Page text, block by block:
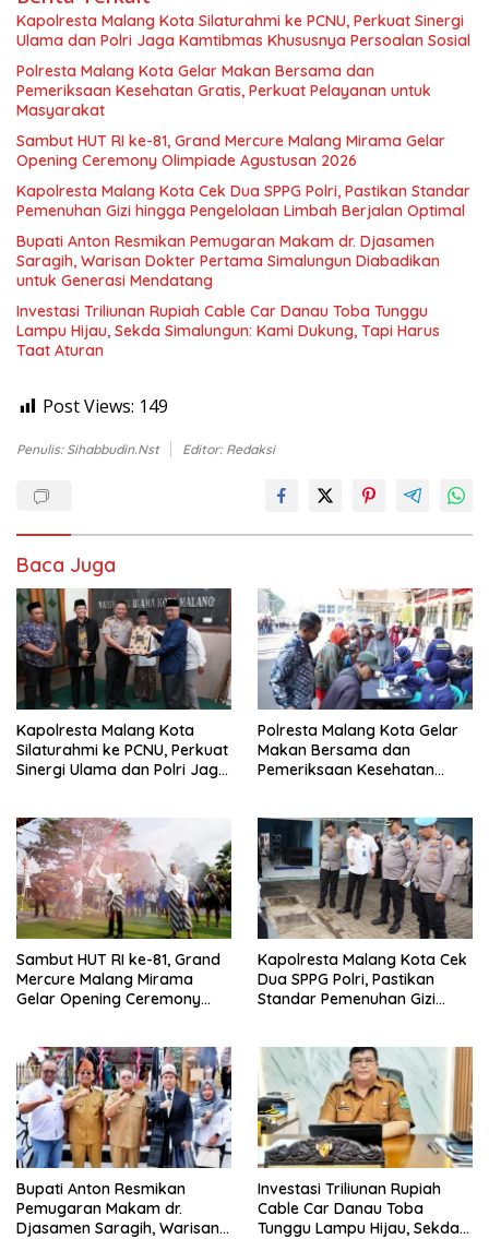
Kapolresta Malang Kota Silaturahmi ke PCNU, Perkuat Sinergi
Ulama dan Polri Jaga Kamtibmas Khususnya Persoalan Sosial
Polresta Malang Kota Gelar Makan Bersama dan
Pemeriksaan Kesehatan Gratis, Perkuat Pelayanan untuk
Masyarakat
Sambut HUT RI ke-81, Grand Mercure Malang Mirama Gelar
Opening Ceremony Olimpiade Agustusan 2026
Kapolresta Malang Kota Cek Dua SPPG Polri, Pastikan Standar
Pemenuhan Gizi hingga Pengelolaan Limbah Berjalan Optimal
Bupati Anton Resmikan Pemugaran Makam dr. Djasamen
Saragih, Warisan Dokter Pertama Simalungun Diabadikan
untuk Generasi Mendatang
Investasi Triliunan Rupiah Cable Car Danau Toba Tunggu
Lampu Hijau, Sekda Simalungun: Kami Dukung, Tapi Harus
Taat Aturan
Post Views: 149
Penulis: Sihabbudin.Nst Editor: Redaksi
Baca Juga
Kapolresta Malang Kota
Silaturahmi ke PCNU, Perkuat
Sinergi Ulama dan Polri Jaga
Polresta Malang Kota Gelar
Makan Bersama dan
Pemeriksaan Kesehatan
Sambut HUT RI ke-81, Grand
Mercure Malang Mirama
Gelar Opening Ceremony
Kapolresta Malang Kota Cek
Dua SPPG Polri, Pastikan
Standar Pemenuhan Gizi
Bupati Anton Resmikan
Pemugaran Makam dr.
Djasamen Saragih, Warisan
Investasi Triliunan Rupiah
Cable Car Danau Toba
Tunggu Lampu Hijau, Sekda